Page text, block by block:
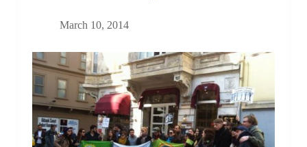
March 10, 2014